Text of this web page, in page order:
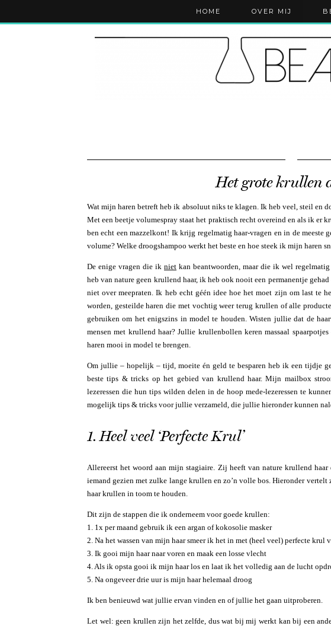
HOME OVER MIJ
Het grote krullen
Wat mijn haren betreft heb ik absoluut niks te klagen. Ik heb veel, steil en
Met een beetje volumespray staat het praktisch recht overeind en als ik er
ben echt een mazzelkont! Ik krijg regelmatig haar-vragen en in de meeste
volume? Welke droogshampoo werkt het beste en hoe steek ik mijn haren
De enige vragen die ik niet kan beantwoorden, maar die ik wel
heb van nature geen krullend haar, ik heb ook nooit een permanentje
niet over meepraten. Ik heb echt géén idee hoe het moet zijn om last te
worden, gesteilde haren die met vochtig weer terug krullen of alle
gebruiken om het enigszins in model te houden. Wisten jullie dat de
mensen met krullend haar? Jullie krullenbollen keren massaal
haren mooi in model te brengen.
Om jullie – hopelijk – tijd, moeite én geld te besparen heb ik een tijdje
beste tips & tricks op het gebied van krullend haar. Mijn mailbox
lezeressen die hun tips wilden delen in de hoop mede-lezeressen te
mogelijk tips & tricks voor jullie verzameld, die jullie hieronder kunnen
1. Heel veel ‘Perfecte Krul’
Allereerst het woord aan mijn stagiaire. Zij heeft van nature krullend
iemand gezien met zulke lange krullen en zo’n volle bos. Hieronder vertelt
haar krullen in toom te houden.
Dit zijn de stappen die ik onderneem voor goede krullen:
1. 1x per maand gebruik ik een argan of kokosolie masker
2. Na het wassen van mijn haar smeer ik het in met (heel veel) perfecte
3. Ik gooi mijn haar naar voren en maak een losse vlecht
4. Als ik opsta gooi ik mijn haar los en laat ik het volledig aan de lucht
5. Na ongeveer drie uur is mijn haar helemaal droog
Ik ben benieuwd wat jullie ervan vinden en of jullie het gaan uitproberen.
Let wel: geen krullen zijn het zelfde, dus wat bij mij werkt kan bij een